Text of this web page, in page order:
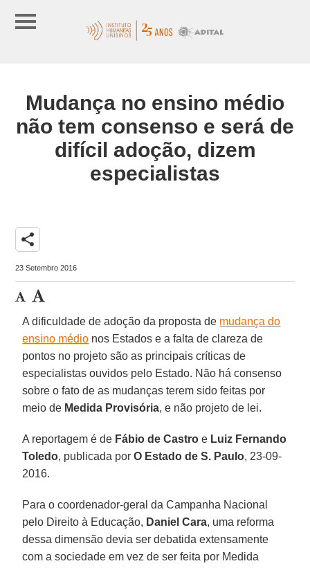
Mudança no ensino médio
não tem consenso e será de
difícil adoção, dizem
especialistas
share
23 Setembro 2016
A dificuldade de adoção da proposta de mudança do
ensino médio nos Estados e a falta de clareza de
pontos no projeto são as principais críticas de
especialistas ouvidos pelo Estado. Não há consenso
sobre o fato de as mudanças terem sido feitas por
meio de Medida Provisória, e não projeto de lei.
A reportagem é de Fábio de Castro e Luiz Fernando
Toledo, publicada porO Estado de S. Paulo, 23-09-
2016.
Para o coordenador-geral da Campanha Nacional
pelo Direito à Educação, Daniel Cara, uma reforma
dessa dimensão devia ser debatida extensamente
com a sociedade em vez de ser feita por Medida